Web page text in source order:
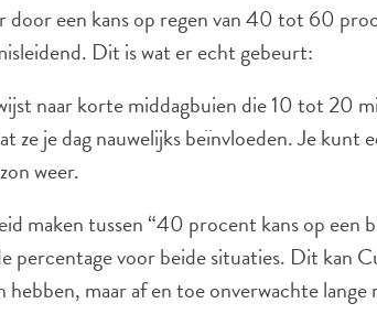
door een kans op regen van 40 tot 60
Dit is wat er echt gebeurt:
naar korte middagbuien die 10 tot 20
ze je dag nauwelijks beïnvloeden. Je
weer.
maken tussen “40 procent kans op
percentage voor beide situaties. Dit kan
maar af en toe onverwachte